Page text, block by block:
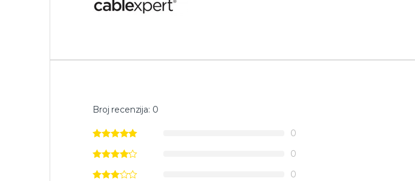
Broj recenzija: 0
0
0
0